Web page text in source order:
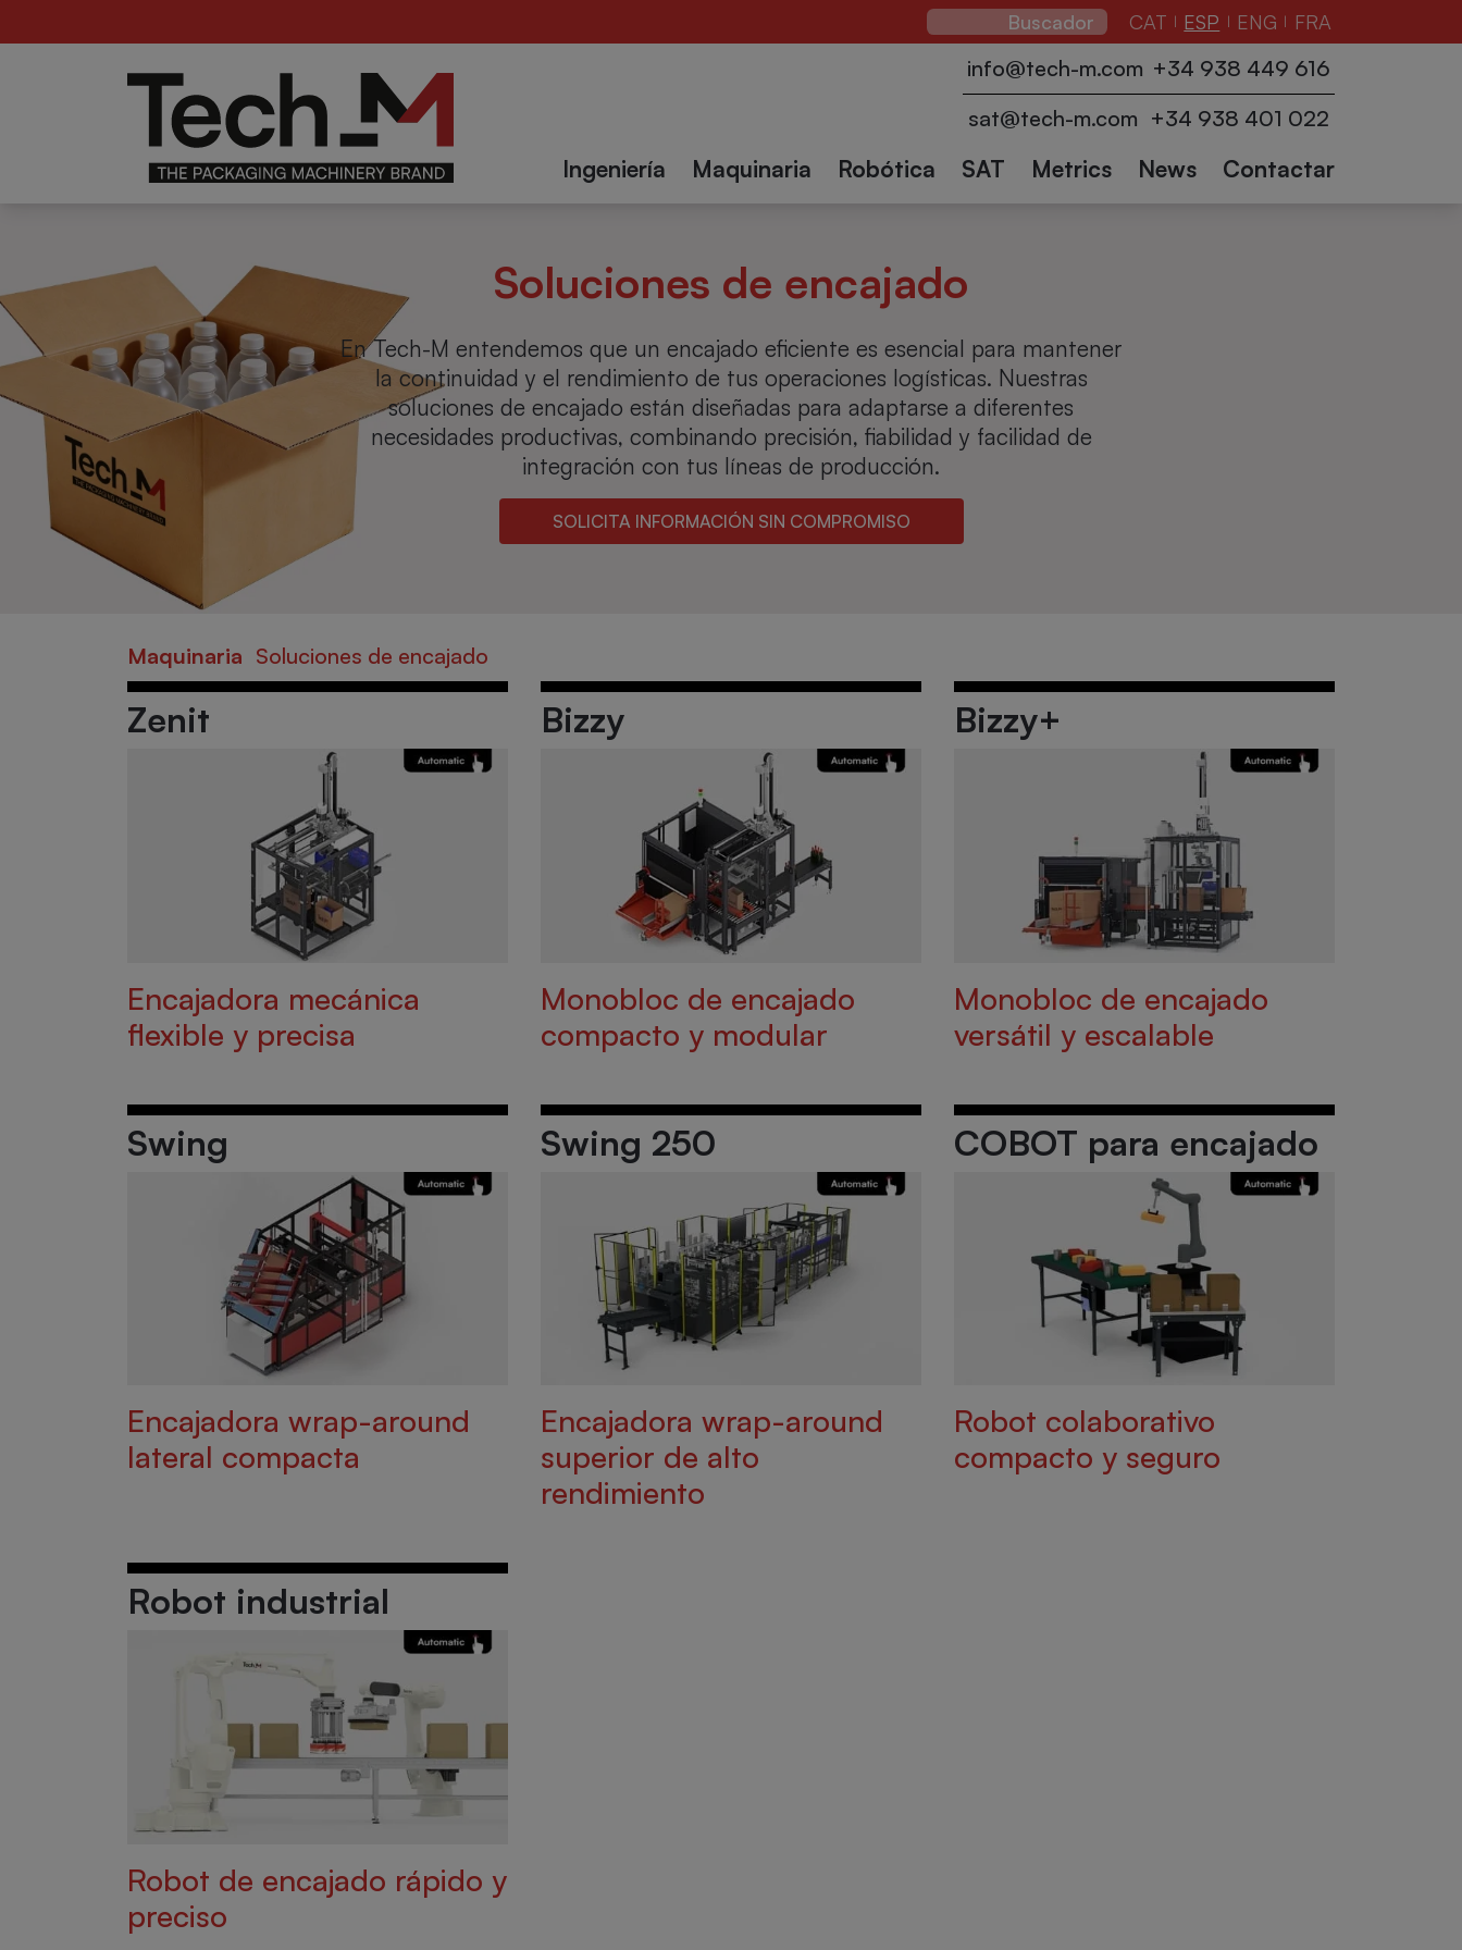
CAT | ESP | ENG | FRA
info@tech-m.com +34 938 449 616
sat@tech-m.com +34 938 401 022
Ingeniería
Alimentario Construcción Logística
Otros
sectores
Maquinaria
Formadoras
Paletizadores Envolvedoras
de palets
Transportadores
y accesorios
Robótica
Robots
industriales
Robots
colaborativos
SAT
Metrics News Contactar
Soluciones de encajado
En Tech-M entendemos que un encajado eficiente es esencial para mantener
la continuidad y el rendimiento de tus operaciones logísticas. Nuestras
soluciones de encajado están diseñadas para adaptarse a diferentes
necesidades productivas, combinando precisión, fiabilidad y facilidad de
integración con tus líneas de producción.
SOLICITA INFORMACIÓN SIN COMPROMISO
Maquinaria Soluciones de encajado
Zenit
Encajadora mecánica
flexible y precisa
Bizzy
Monobloc de encajado
compacto y modular
Bizzy+
Monobloc de encajado
versátil y escalable
Swing
Encajadora wrap-around
lateral compacta
Swing 250
Encajadora wrap-around
superior de alto
rendimiento
COBOT para encajado
Robot colaborativo
compacto y seguro
Robot industrial
Robot de encajado rápido y
preciso